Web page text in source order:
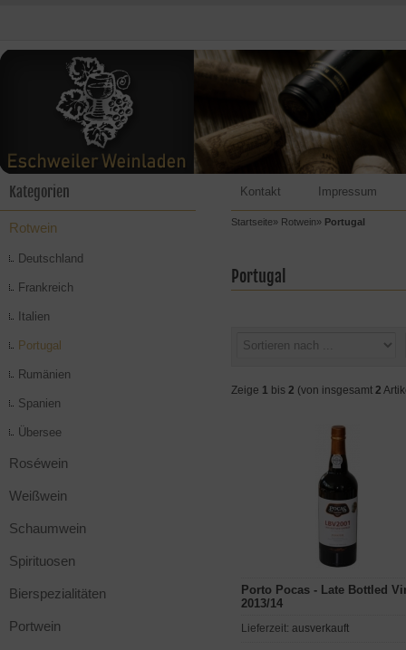
Kategorien
Rotwein
Deutschland
Frankreich
Italien
Portugal
Rumänien
Spanien
Übersee
Roséwein
Weißwein
Schaumwein
Spirituosen
Bierspezialitäten
Portwein
Kontakt Impressum
Startseite» Rotwein» Portugal
Portugal
Zeige 1 bis 2 (von insgesamt 2
Porto Pocas - Late Bottled
2013/14
Lieferzeit: ausverkauft